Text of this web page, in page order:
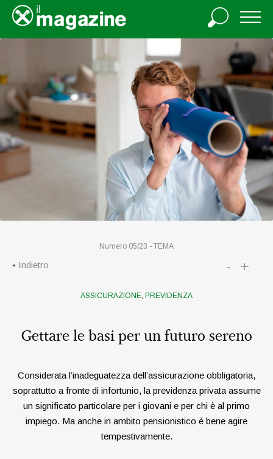
Numero 05/23 - TEMA
Indietro - +
ASSICURAZIONE PREVIDENZA
Gettare le basi per un futuro sereno
Considerata l’inadeguatezza dell’assicurazione obbligatoria,
soprattutto a fronte di infortunio, la previdenza privata assume
un significato particolare per i giovani e per chi è al primo
impiego. Ma anche in ambito pensionistico è bene agire
tempestivamente.